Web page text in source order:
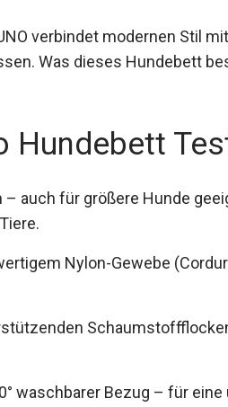
verbindet modernen Stil
Was dieses Hundebett
Hundebett
– auch für größere Hunde
Nylon-Gewebe
waschbarer Bezug – für